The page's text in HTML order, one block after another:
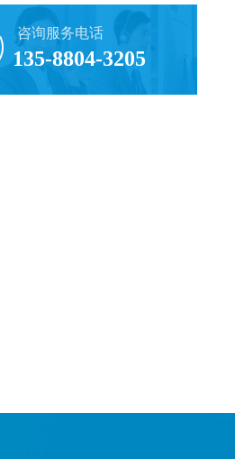
咨询服务电话
135-8804-3205
池项目